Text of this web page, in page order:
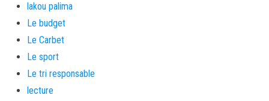
lakou palima
Le budget
Le Carbet
Le sport
Le tri responsable
lecture